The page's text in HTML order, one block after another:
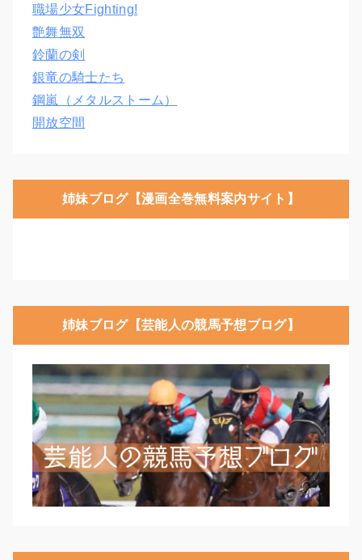
職場少女Fighting!
艶舞無双
鈴蘭の剣
銀竜の騎士たち
鋼嵐（メタルストーム）
開放空間
姉妹ブログ【漫画全巻無料案内サイト】
姉妹ブログ【芸能人の競馬予想ブログ】